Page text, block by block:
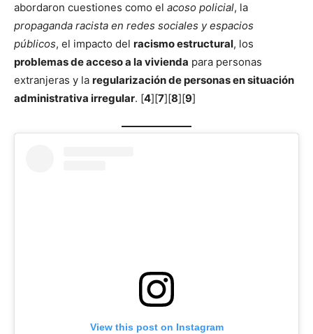
abordaron cuestiones como el acoso policial, la
propaganda racista en redes sociales y espacios
públicos, el impacto del racismo estructural, los
problemas de acceso a la vivienda para personas
extranjeras y la regularización de personas en situación
administrativa irregular. [4][7][8][9]
View this post on Instagram